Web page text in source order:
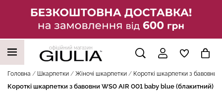
офіційний магазин
Головна Шкарпетки Жіночі шкарпетки Короткі шкарпетки з бавовни
Короткі шкарпетки з бавовни WS0 AIR 001 baby blue (блакитний)
НАШІ ТРЕНДОВІ ТОВАРИ